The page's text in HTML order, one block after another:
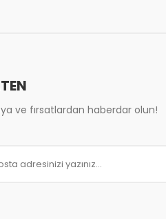
Bu ürüne benzer farklı alternatifler
ve fırsatlardan haberdar olun!